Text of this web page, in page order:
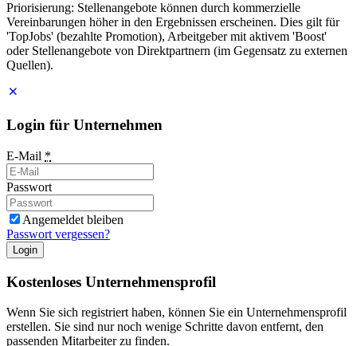
Priorisierung: Stellenangebote können durch kommerzielle
Vereinbarungen höher in den Ergebnissen erscheinen. Dies gilt für
'TopJobs' (bezahlte Promotion), Arbeitgeber mit aktivem 'Boost'
oder Stellenangebote von Direktpartnern (im Gegensatz zu externen
Quellen).
Login für Unternehmen
E-Mail *
Passwort
Angemeldet bleiben
Passwort vergessen?
Login
Kostenloses Unternehmensprofil
Wenn Sie sich registriert haben, können Sie ein Unternehmensprofil
erstellen. Sie sind nur noch wenige Schritte davon entfernt, den
passenden Mitarbeiter zu finden.